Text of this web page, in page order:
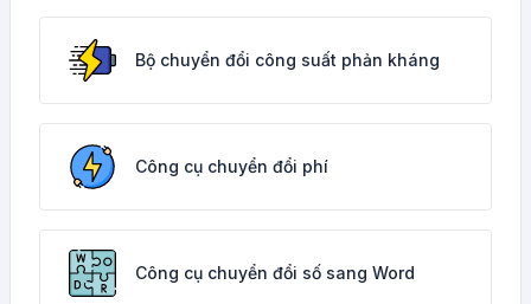
Bộ chuyển đổi công suất phản kháng
Công cụ chuyển đổi phí
Công cụ chuyển đổi số sang Word